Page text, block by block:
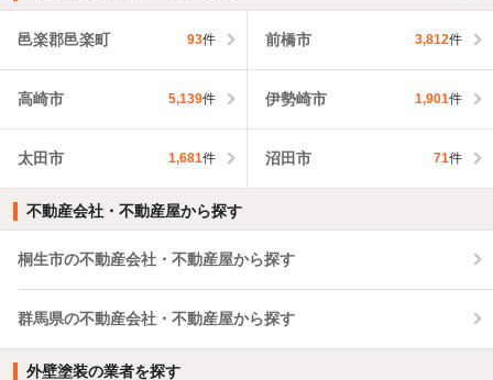
邑楽郡邑楽町 93件 前橋市 3,812件
高崎市 5,139件 伊勢崎市 1,901件
太田市 1,681件 沼田市 71件
不動産会社・不動産屋から探す
桐生市の不動産会社・不動産屋から探す
群馬県の不動産会社・不動産屋から探す
外壁塗装の業者を探す